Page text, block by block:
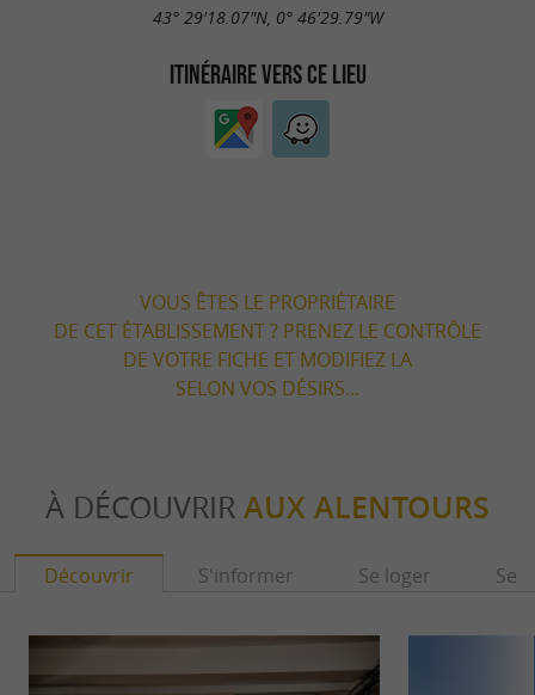
43° 29'18.07"N, 0° 46'29.79"W
ITINÉRAIRE VERS CE LIEU
VOUS ÊTES LE PROPRIÉTAIRE
DE CET ÉTABLISSEMENT ? PRENEZ LE CONTRÔLE
DE VOTRE FICHE ET MODIFIEZ LA
SELON VOS DÉSIRS...
À DÉCOUVRIR AUX ALENTOURS
Découvrir S'informer Se loger Se